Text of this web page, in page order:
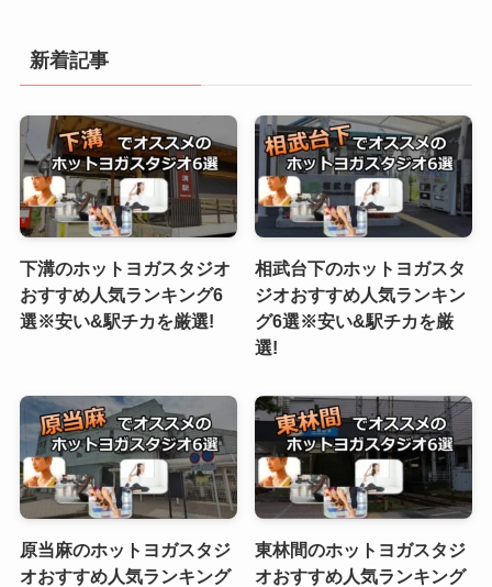
新着記事
下溝のホットヨガスタジオ
おすすめ人気ランキング6
選※安い&駅チカを厳選!
相武台下のホットヨガスタ
ジオおすすめ人気ランキン
グ6選※安い&駅チカを厳
選!
原当麻のホットヨガスタジ
オおすすめ人気ランキング
東林間のホットヨガスタジ
オおすすめ人気ランキング